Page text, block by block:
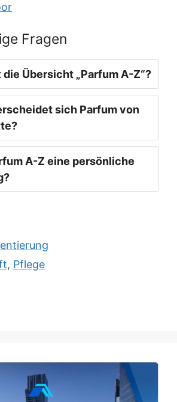
Fragen
Übersicht „Parfum A-Z“?
sich Parfum von
A-Z eine persönliche
, Pflege